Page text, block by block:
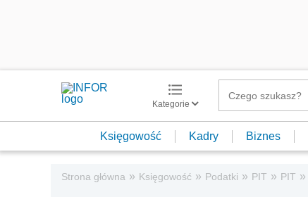
Kategorie
Księgowość Kadry Biznes
Strona główna » Księgowość » Podatki » PIT » PIT »